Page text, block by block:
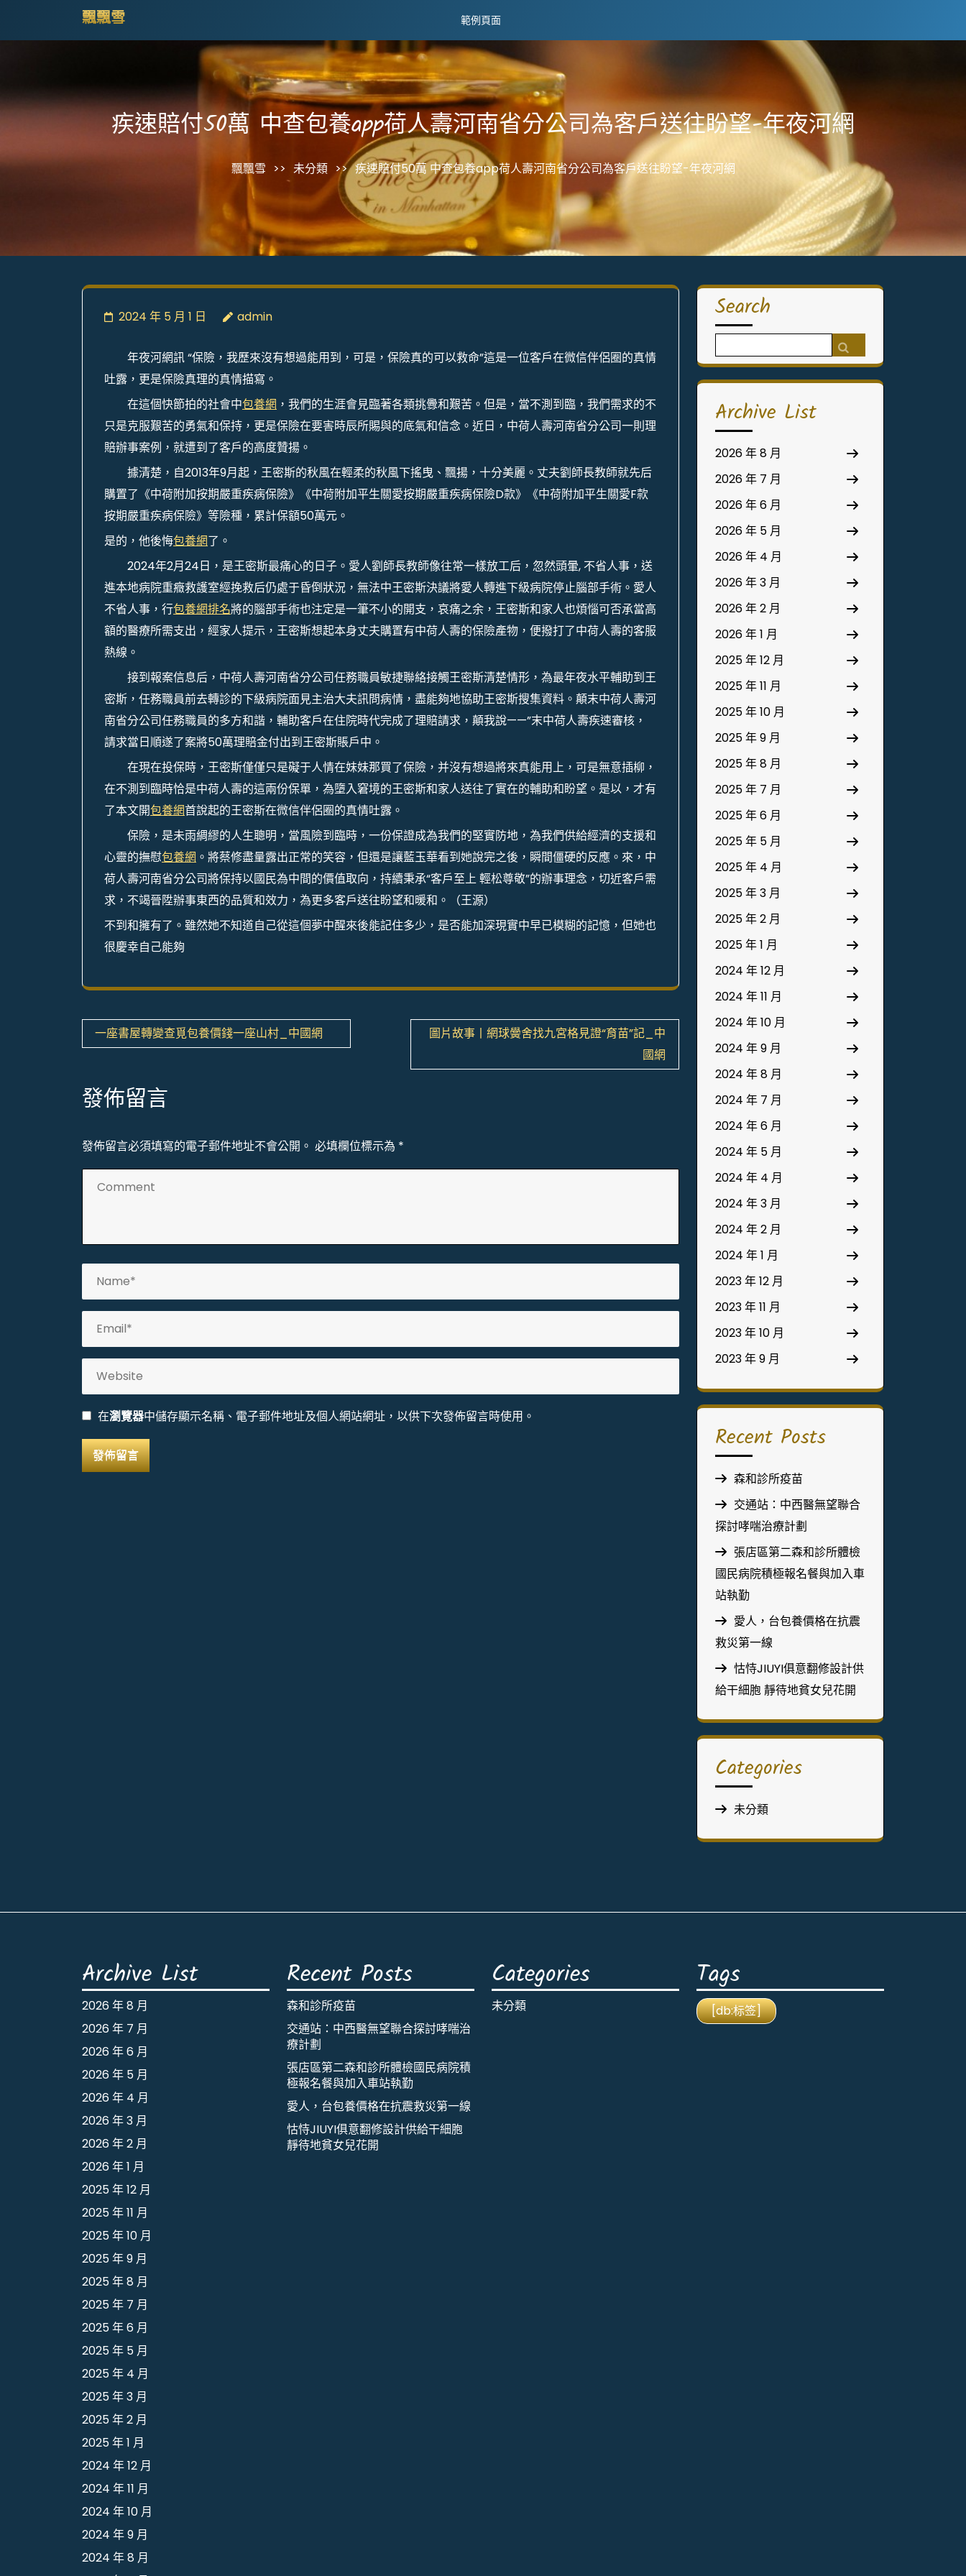
Enter)
飄飄雪 範例頁面
疾速賠付50萬 中查包養app荷人壽河南省分公司為客戶送往盼望-年夜河網
飄飄雪 >> 未分類 >> 疾速賠付50萬 中查包養app荷人壽河南省分公司為客戶送往盼望-年夜河網
2024 年 5 月 1 日 admin
年夜河網訊 “保險，我歷來沒有想過能用到，可是，保險真的可以救命”這是一位客戶在微信伴侶圈的真情
吐露，更是保險真理的真情描寫。
在這個快節拍的社會中包養網 ，我們的生涯會見臨著各類挑釁和艱苦。但是，當不測到臨，我們需求的不
只是克服艱苦的勇氣和保持，更是保險在要害時辰所賜與的底氣和信念。近日，中荷人壽河南省分公司一則理
賠辦事案例，就遭到了客戶的高度贊揚。
據清楚，自2013年9月起，王密斯的秋風在輕柔的秋風下搖曳、飄揚，十分美麗。丈夫劉師長教師就先后
購置了《中荷附加按期嚴重疾病保險》《中荷附加平生關愛按期嚴重疾病保險D款》《中荷附加平生關愛F款
按期嚴重疾病保險》等險種，累計保額50萬元。
是的，他後悔包養網了。
2024年2月24日，是王密斯最痛心的日子。愛人劉師長教師像往常一樣放工后，忽然頭暈, 不省人事，送
進本地病院重癥救護室經挽救后仍處于昏倒狀況，無法中王密斯決議將愛人轉進下級病院停止腦部手術。愛人
不省人事，行包養網排名將的腦部手術也注定是一筆不小的開支，哀痛之余，王密斯和家人也煩惱可否承當高
額的醫療所需支出，經家人提示，王密斯想起本身丈夫購置有中荷人壽的保險產物，便撥打了中荷人壽的客服
熱線。
接到報案信息后，中荷人壽河南省分公司任務職員敏捷聯絡接觸王密斯清楚情形，為最年夜水平輔助到王
密斯，任務職員前去轉診的下級病院面見主治大夫訊問病情，盡能夠地協助王密斯搜集資料。顛末中荷人壽河
南省分公司任務職員的多方和諧，輔助客戶在住院時代完成了理賠請求，顛我說——”末中荷人壽疾速審核，
請求當日順遂了案將50萬理賠金付出到王密斯賬戶中。
在現在投保時，王密斯僅僅只是礙于人情在妹妹那買了保險，并沒有想過將來真能用上，可是無意插柳，
在不測到臨時恰是中荷人壽的這兩份保單，為墮入窘境的王密斯和家人送往了實在的輔助和盼望。是以，才有
了本文開包養網首說起的王密斯在微信伴侶圈的真情吐露。
保險，是未雨綢繆的人生聰明，當風險到臨時，一份保證成為我們的堅實防地，為我們供給經濟的支援和
心靈的撫慰包養網 。將蔡修盡量露出正常的笑容，但還是讓藍玉華看到她說完之後，瞬間僵硬的反應。來，中
荷人壽河南省分公司將保持以國民為中間的價值取向，持續秉承“客戶至上 輕松尊敬”的辦事理念，切近客戶需
求，不竭晉陞辦事東西的品質和效力，為更多客戶送往盼望和暖和。（王源）
不到和擁有了。雖然她不知道自己從這個夢中醒來後能記住多少，是否能加深現實中早已模糊的記憶，但她也
很慶幸自己能夠
文
章
導
覽
一座書屋轉變查覓包養價錢一座山村_中國網
圖片故事丨網球黌舍找九宮格見證“育苗”記_中
國網
發佈留言
發佈留言必須填寫的電子郵件地址不會公開。 必填欄位標示為 *
在瀏覽器中儲存顯示名稱、電子郵件地址及個人網站網址，以供下次發佈留言時使用。
Search
for:
Archive List
2026 年 8 月
2026 年 7 月
2026 年 6 月
2026 年 5 月
2026 年 4 月
2026 年 3 月
2026 年 2 月
2026 年 1 月
2025 年 12 月
2025 年 11 月
2025 年 10 月
2025 年 9 月
2025 年 8 月
2025 年 7 月
2025 年 6 月
2025 年 5 月
2025 年 4 月
2025 年 3 月
2025 年 2 月
2025 年 1 月
2024 年 12 月
2024 年 11 月
2024 年 10 月
2024 年 9 月
2024 年 8 月
2024 年 7 月
2024 年 6 月
2024 年 5 月
2024 年 4 月
2024 年 3 月
2024 年 2 月
2024 年 1 月
2023 年 12 月
2023 年 11 月
2023 年 10 月
2023 年 9 月
Recent Posts
森和診所疫苗
交通站：中西醫無望聯合
探討哮喘治療計劃
張店區第二森和診所體檢
國民病院積極報名餐與加入車
站執勤
愛人，台包養價格在抗震
救災第一線
怙恃JIUYI俱意翻修設計供
給干細胞 靜待地貧女兒花開
Categories
未分類
Archive List
2026 年 8 月
2026 年 7 月
2026 年 6 月
2026 年 5 月
2026 年 4 月
2026 年 3 月
2026 年 2 月
2026 年 1 月
2025 年 12 月
2025 年 11 月
2025 年 10 月
2025 年 9 月
2025 年 8 月
2025 年 7 月
2025 年 6 月
2025 年 5 月
2025 年 4 月
2025 年 3 月
2025 年 2 月
2025 年 1 月
2024 年 12 月
2024 年 11 月
2024 年 10 月
2024 年 9 月
2024 年 8 月
Recent Posts
森和診所疫苗
交通站：中西醫無望聯合探討哮喘治
療計劃
張店區第二森和診所體檢國民病院積
極報名餐與加入車站執勤
愛人，台包養價格在抗震救災第一線
怙恃JIUYI俱意翻修設計供給干細胞
靜待地貧女兒花開
Categories
未分類
Tags
[db:标签]